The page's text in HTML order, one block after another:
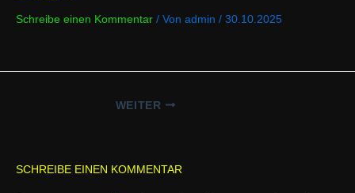
Schreibe einen Kommentar / Von admin / 30.10.2025
WEITER
SCHREIBE EINEN KOMMENTAR